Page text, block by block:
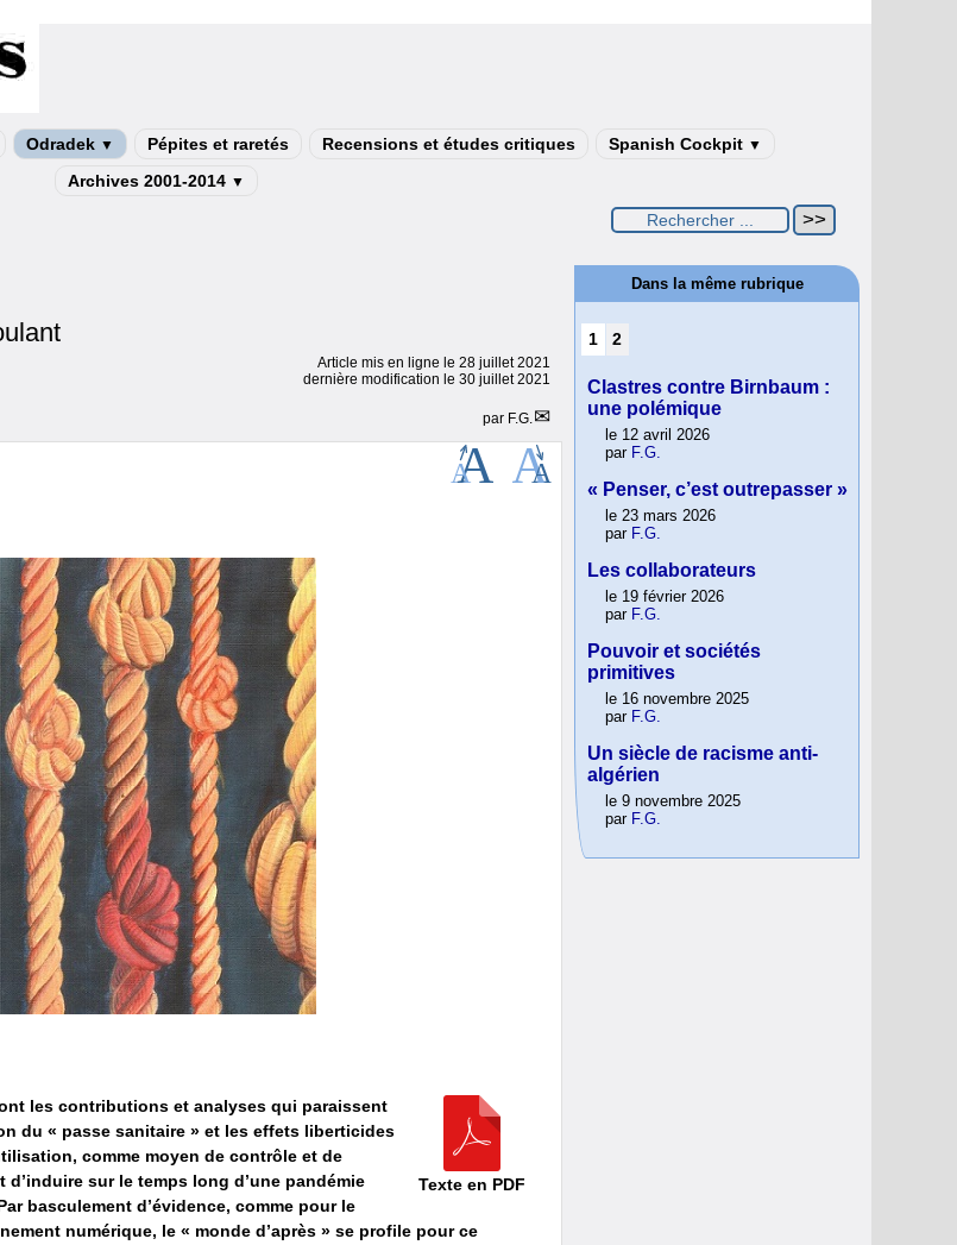
Odradek ▼ Pépites et raretés Recensions et études critiques Spanish Cockpit ▼
Archives 2001-2014 ▼
Article mis en ligne le 28 juillet 2021
dernière modification le 30 juillet 2021
par F.G.
Texte en PDF
les contributions et analyses qui paraissent
du « passe sanitaire » et les effets liberticides
comme moyen de contrôle et de
sur le temps long d’une pandémie
basculement d’évidence, comme pour le
numérique, le « monde d’après » se profile pour ce
Dans la même rubrique
1 2
Clastres contre Birnbaum :
une polémique
le 12 avril 2026
par F.G.
« Penser, c’est outrepasser »
le 23 mars 2026
par F.G.
Les collaborateurs
le 19 février 2026
par F.G.
Pouvoir et sociétés
primitives
le 16 novembre 2025
par F.G.
Un siècle de racisme anti-
algérien
le 9 novembre 2025
par F.G.